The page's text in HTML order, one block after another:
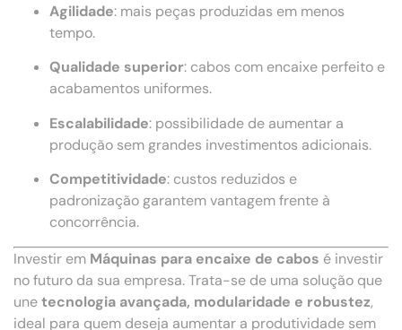
Agilidade: mais peças produzidas em menos
tempo.
Qualidade superior: cabos com encaixe perfeito e
acabamentos uniformes.
Escalabilidade: possibilidade de aumentar a
produção sem grandes investimentos adicionais.
Competitividade: custos reduzidos e
padronização garantem vantagem frente à
concorrência.
Investir em Máquinas para encaixe de cabos é investir
no futuro da sua empresa. Trata-se de uma solução que
unetecnologia avançada, modularidade e robustez,
ideal para quem deseja aumentar a produtividade sem